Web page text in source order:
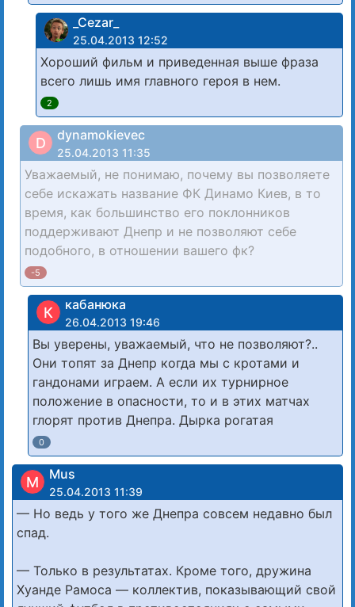
_Cezar_
25.04.2013 12:52
Хороший фильм и приведенная выше фраза
всего лишь имя главного героя в нем.
2
D dynamokievec
25.04.2013 11:35
Уважаемый, не понимаю, почему вы позволяете
себе искажать название ФК Динамо Киев, в то
время, как большинство его поклонников
поддерживают Днепр и не позволяют себе
подобного, в отношении вашего фк?
-5
К кабанюка
26.04.2013 19:46
Вы уверены, уважаемый, что не позволяют?..
Они топят за Днепр когда мы с кротами и
гандонами играем. А если их турнирное
положение в опасности, то и в этих матчах
глорят против Днепра. Дырка рогатая
0
M Mus
25.04.2013 11:39
— Но ведь у того же Днепра совсем недавно был
спад.
— Только в результатах. Кроме того, дружина
Хуанде Рамоса — коллектив, показывающий свой